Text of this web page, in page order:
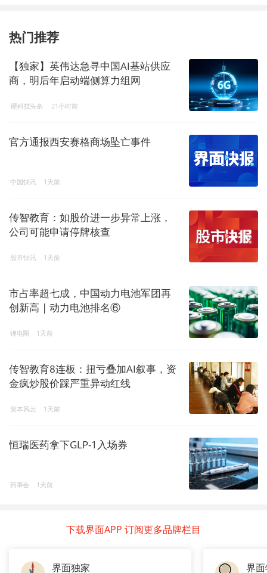
热门推荐
【独家】英伟达急寻中国AI基站供应
商，明后年启动端侧算力组网
硬科技头条 21小时前
官方通报西安赛格商场坠亡事件
中国快讯 1天前
传智教育：如股价进一步异常上涨，
公司可能申请停牌核查
股市快讯 1天前
市占率超七成，中国动力电池军团再
创新高 | 动力电池排名⑥
锂电圈 1天前
传智教育8连板：扭亏叠加AI叙事，资
金疯炒股价踩严重异动红线
资本风云 1天前
恒瑞医药拿下GLP-1入场券
药事会 1天前
下载界面APP 订阅更多品牌栏目
界面独家 界